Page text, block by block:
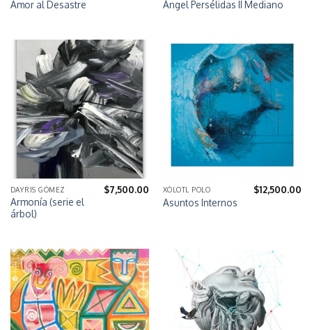
Amor al Desastre Ángel Persélidas II Mediano
DAYRIS GÓMEZ
Armonía (serie el
árbol)
$7,500.00 XÓLOTL POLO
Asuntos Internos
$12,500.00